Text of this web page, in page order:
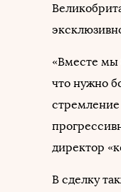
«Вместе мы
что нужно
директор
В сделку